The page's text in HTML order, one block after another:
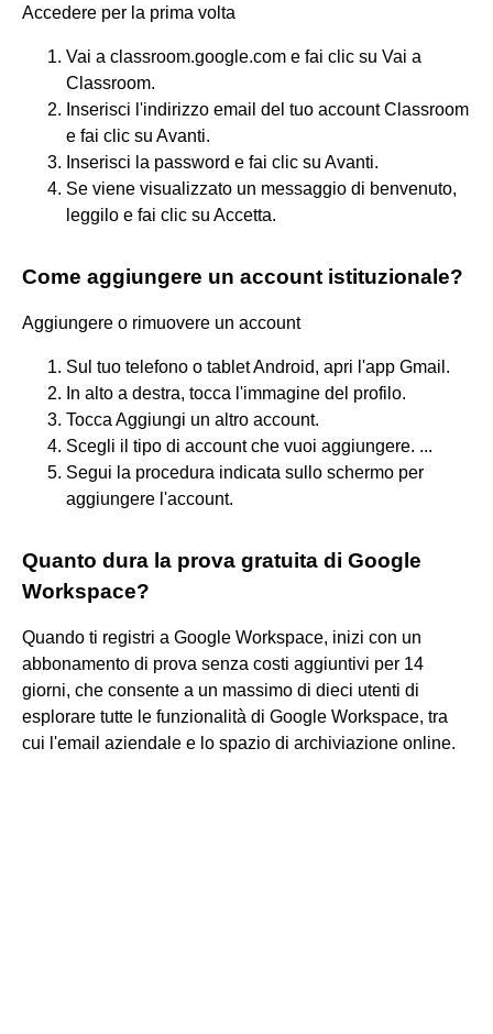
Accedere per la prima volta
Vai a classroom.google.com e fai clic su Vai a
Classroom.
Inserisci l'indirizzo email del tuo account Classroom
e fai clic su Avanti.
Inserisci la password e fai clic su Avanti.
Se viene visualizzato un messaggio di benvenuto,
leggilo e fai clic su Accetta.
Come aggiungere un account istituzionale?
Aggiungere o rimuovere un account
Sul tuo telefono o tablet Android, apri l'app Gmail.
In alto a destra, tocca l'immagine del profilo.
Tocca Aggiungi un altro account.
Scegli il tipo di account che vuoi aggiungere. ...
Segui la procedura indicata sullo schermo per
aggiungere l'account.
Quanto dura la prova gratuita di Google
Workspace?
Quando ti registri a Google Workspace, inizi con un
abbonamento di prova senza costi aggiuntivi per 14
giorni, che consente a un massimo di dieci utenti di
esplorare tutte le funzionalità di Google Workspace, tra
cui l'email aziendale e lo spazio di archiviazione online.